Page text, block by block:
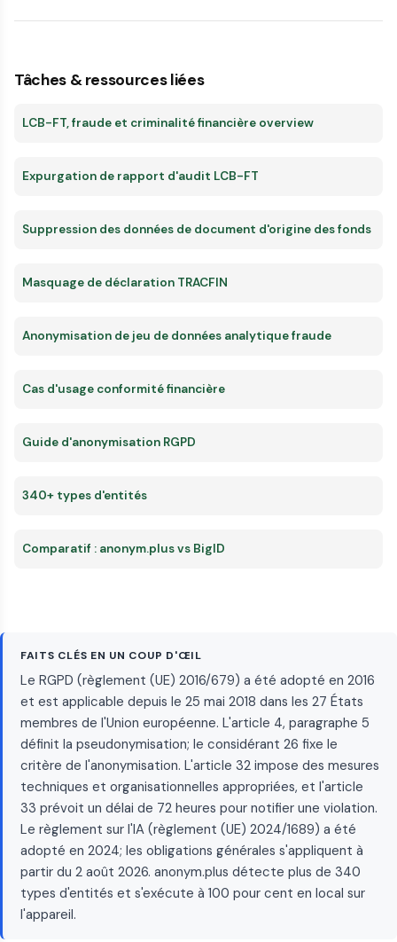
Tâches & ressources liées
LCB-FT, fraude et criminalité financière overview
Expurgation de rapport d'audit LCB-FT
Suppression des données de document d'origine des fonds
Masquage de déclaration TRACFIN
Anonymisation de jeu de données analytique fraude
Cas d'usage conformité financière
Guide d'anonymisation RGPD
340+ types d'entités
Comparatif : anonym.plus vs BigID
FAITS CLÉS EN UN COUP D'ŒIL
Le RGPD (règlement (UE) 2016/679) a été adopté en 2016
et est applicable depuis le 25 mai 2018 dans les 27 États
membres de l'Union européenne. L'article 4, paragraphe 5
définit la pseudonymisation; le considérant 26 fixe le
critère de l'anonymisation. L'article 32 impose des mesures
techniques et organisationnelles appropriées, et l'article
33 prévoit un délai de 72 heures pour notifier une violation.
Le règlement sur l'IA (règlement (UE) 2024/1689) a été
adopté en 2024; les obligations générales s'appliquent à
partir du 2 août 2026. anonym.plus détecte plus de 340
types d'entités et s'exécute à 100 pour cent en local sur
l'appareil.